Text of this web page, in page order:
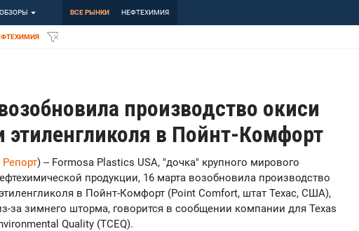
ОБЗОРЫ ВСЕ РЫНКИ НЕФТЕХИМИЯ
производство окиси
этиленгликоля в Пойнт-Комфорт
) -- Formosa Plastics USA, "дочка" крупного мирового
продукции, 16 марта возобновила производство
в Пойнт-Комфорт (Point Comfort, штат Техас, США),
за зимнего шторма, говорится в сообщении компании для Texas
Quality (TCEQ).